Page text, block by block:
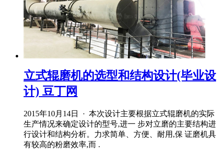
立式辊磨机的选型和结构设计(毕业设
计) 豆丁网
2015年10月14日 · 本次设计主要根据立式辊磨机的实际
生产情况来确定设计的型号,进一 步对立磨的主要结构进
行设计和结构分析。力求简单、方便、耐用,保 证磨机具
有较高的粉磨效率,而 .